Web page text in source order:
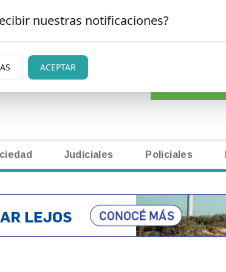
DE BARILOCHE CLASIFICADOS
Judiciales Policiales
nuestras notificaciones?
ACEPTAR